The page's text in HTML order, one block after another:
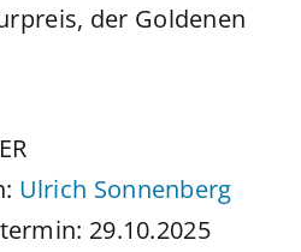
der Goldenen
Ulrich Sonnenberg
29.10.2025